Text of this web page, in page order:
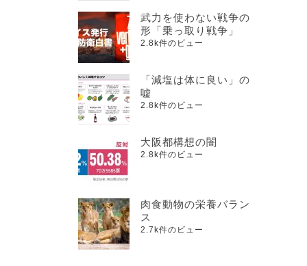
武力を使わない戦争の
形「乗っ取り戦争」
2.8k件のビュー
「減塩は体に良い」の
嘘
2.8k件のビュー
大阪都構想の闇
2.8k件のビュー
肉食動物の栄養バラン
ス
2.7k件のビュー